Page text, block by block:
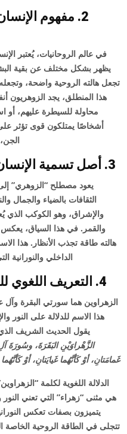
2. مفهوم
في عالم الروحانيات، يُعتبر
يظهر بشكل مختلف عن بقية
تجعل هالته الروحية واضحة،
هذا المنطلق، يجد
محاولة للسيطرة عليهم، أو
أشخاصًا يمتلكون قوى تؤثر
3. أصل تسمية الإنسان الزوهري ودلالاته اللغوية
يعود مصطلح “الزوهري”
الثقافات بالضياء والجمال
والإشراق، وهو الكوكب
والقمر. في هذا السياق،
هالته طاقة تجذب الأنظار. هذا
الداخلي والنورانية
4. التعريف اللغوي للزهراوين وأبعادها الروحية
الزهراوين هما سورتي البقرة
هذا الاسم للدلالة على النور
يقول الحديث الشريف
الزَّهْراوَيْنِ البَقَرَةَ، وسُورَةَ
غَمامَتانِ، أوْ كَأنَّهُما غَيايَتانِ، أوْ
الدلالة اللغوية لكلمة
هي مثنى “زهراء” التي تعني
يتميزون بصفات تعكس
تتجلى في الطاقة الروحية